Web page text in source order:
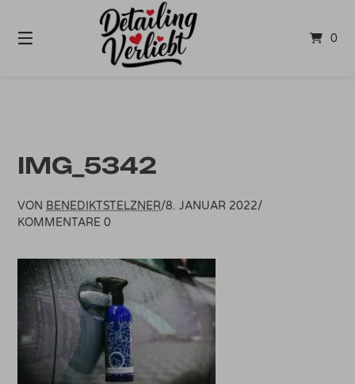
Inhalt
0
IMG_5342
VON BENEDIKTSTELZNER/8. JANUAR 2022/
KOMMENTARE 0